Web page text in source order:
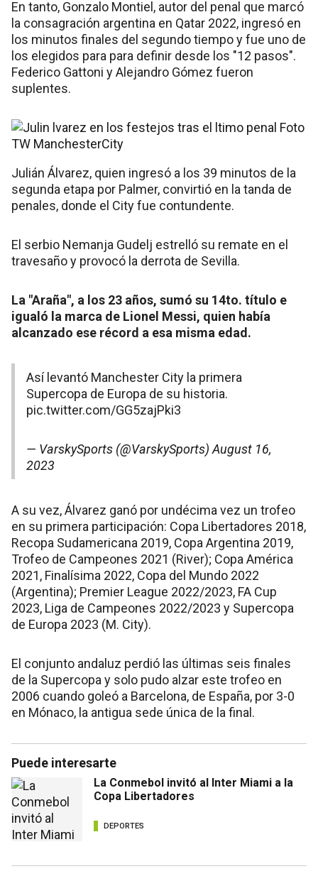
En tanto, Gonzalo Montiel, autor del penal que marcó
la consagración argentina en Qatar 2022, ingresó en
los minutos finales del segundo tiempo y fue uno de
los elegidos para para definir desde los "12 pasos".
Federico Gattoni y Alejandro Gómez fueron
suplentes.
Julián Álvarez, quien ingresó a los 39 minutos de la
segunda etapa por Palmer, convirtió en la tanda de
penales, donde el City fue contundente.
El serbio Nemanja Gudelj estrelló su remate en el
travesaño y provocó la derrota de Sevilla.
La "Araña", a los 23 años, sumó su 14to. título e
igualó la marca de Lionel Messi, quien había
alcanzado ese récord a esa misma edad.
Así levantó Manchester City la primera
Supercopa de Europa de su historia.
pic.twitter.com/GG5zajPki3
— VarskySports (@VarskySports) August 16,
2023
A su vez, Álvarez ganó por undécima vez un trofeo
en su primera participación: Copa Libertadores 2018,
Recopa Sudamericana 2019, Copa Argentina 2019,
Trofeo de Campeones 2021 (River); Copa América
2021, Finalísima 2022, Copa del Mundo 2022
(Argentina); Premier League 2022/2023, FA Cup
2023, Liga de Campeones 2022/2023 y Supercopa
de Europa 2023 (M. City).
El conjunto andaluz perdió las últimas seis finales
de la Supercopa y solo pudo alzar este trofeo en
2006 cuando goleó a Barcelona, de España, por 3-0
en Mónaco, la antigua sede única de la final.
Puede interesarte
La Conmebol invitó al Inter Miami a la
Copa Libertadores
DEPORTES